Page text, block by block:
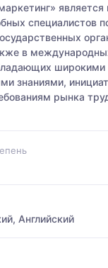
является
специалистов
в
широкими
знаниями,
рынка
Английский